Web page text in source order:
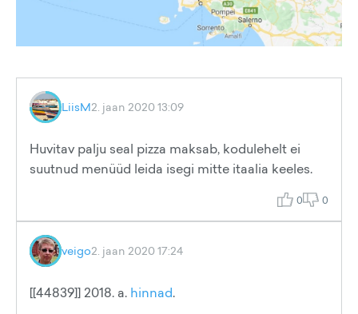
LiisM2. jaan 2020 13:09
Huvitav palju seal pizza maksab, kodulehelt ei
suutnud menüüd leida isegi mitte itaalia keeles.
0 0
veigo2. jaan 2020 17:24
[[44839]] 2018. a. hinnad.